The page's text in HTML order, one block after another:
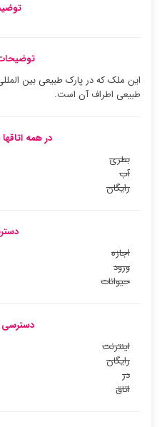
این ملک که در پارک طبیعی بین
طبیعی اطراف آن است.
در همه
بطری
آب
رایگان
اجازه
ورود
حیوانات
دسترسی
اینترنت
رایگان
در
اتاق